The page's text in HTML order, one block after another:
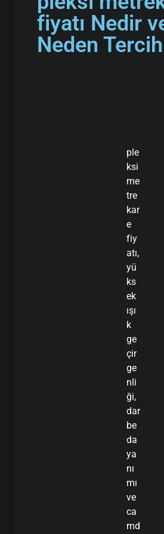
fiyatı Nedir
Neden
ple
ksi
me
tre
kar
e
fiy
atı,
yü
ks
ek
ışı
k
ge
çir
ge
nli
ği,
dar
be
da
ya
nı
mı
ve
ca
md